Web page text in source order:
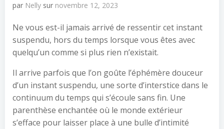
par Nelly sur novembre 12, 2023
Ne vous est-il jamais arrivé de ressentir cet instant
suspendu, hors du temps lorsque vous êtes avec
quelqu’un comme si plus rien n’existait.
Il arrive parfois que l’on goûte l’éphémère douceur
d’un instant suspendu, une sorte d’interstice dans le
continuum du temps qui s’écoule sans fin. Une
parenthèse enchantée où le monde extérieur
s’efface pour laisser place à une bulle d’intimité